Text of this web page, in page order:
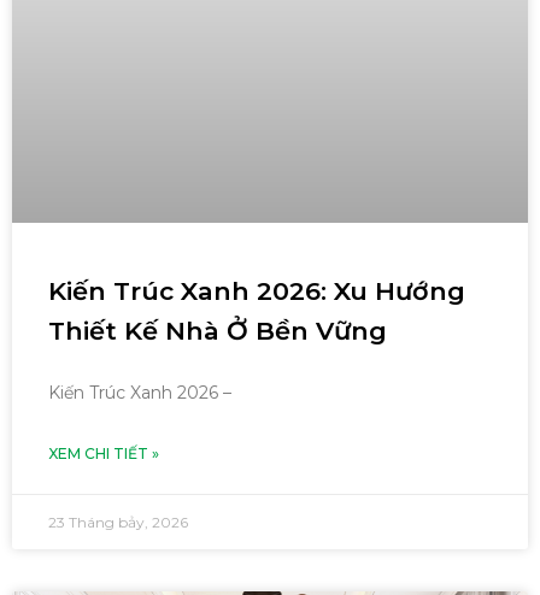
Kiến Trúc Xanh 2026: Xu Hướng
Thiết Kế Nhà Ở Bền Vững
Kiến Trúc Xanh 2026 –
XEM CHI TIẾT »
23 Tháng bảy, 2026